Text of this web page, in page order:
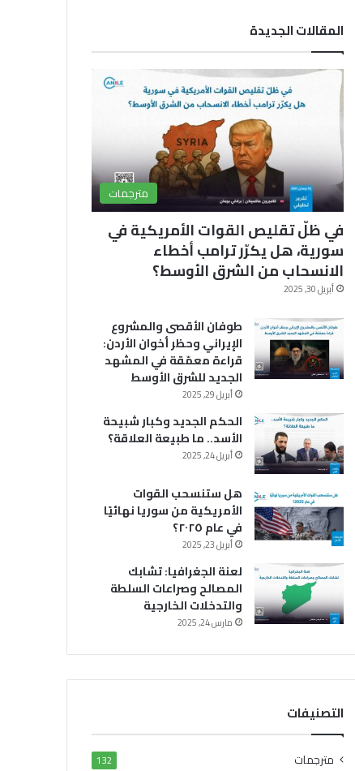
ب
و
ك
T
u
b
e
ر
ا
المقالات الجديدة
مترجمات
في ظلّ تقليص القوات الأمريكية في
سورية، هل يكرّر ترامب أخطاء
الانسحاب من الشرق الأوسط؟
أبريل 30, 2025
طوفان الأقصى والمشروع
الإيراني وحظر أخوان الأردن:
قراءة معمّقة في المشهد
الجديد للشرق الأوسط
أبريل 29, 2025
الحكم الجديد وكبار شبيحة
الأسد.. ما طبيعة العلاقة؟
أبريل 24, 2025
هل ستنسحب القوات
الأمريكية من سوريا نهائيًا
في عام ٢٠٢٥؟
أبريل 23, 2025
لعنة الجغرافيا: تشابك
المصالح وصراعات السلطة
والتدخلات الخارجية
مارس 24, 2025
التصنيفات
مترجمات 132